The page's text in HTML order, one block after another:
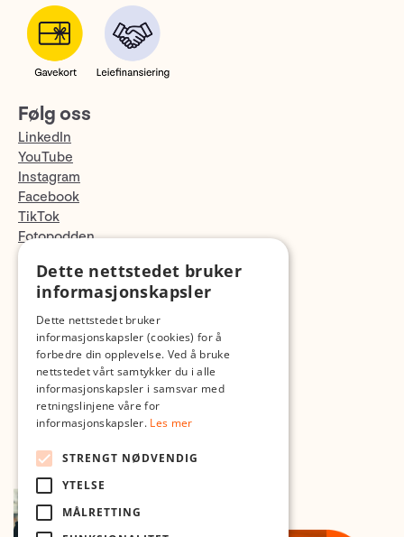
Følg oss
LinkedIn
YouTube
Instagram
Facebook
TikTok
Fotopodden
Med forbehold om skrive- og lagerfeil
Dette nettstedet bruker
informasjonskapsler
Dette nettstedet bruker
informasjonskapsler (cookies) for å
forbedre din opplevelse. Ved å bruke
nettstedet vårt samtykker du i alle
informasjonskapsler i samsvar med
retningslinjene våre for
informasjonskapsler. Les mer
STRENGT NØDVENDIG
YTELSE
MÅLRETTING